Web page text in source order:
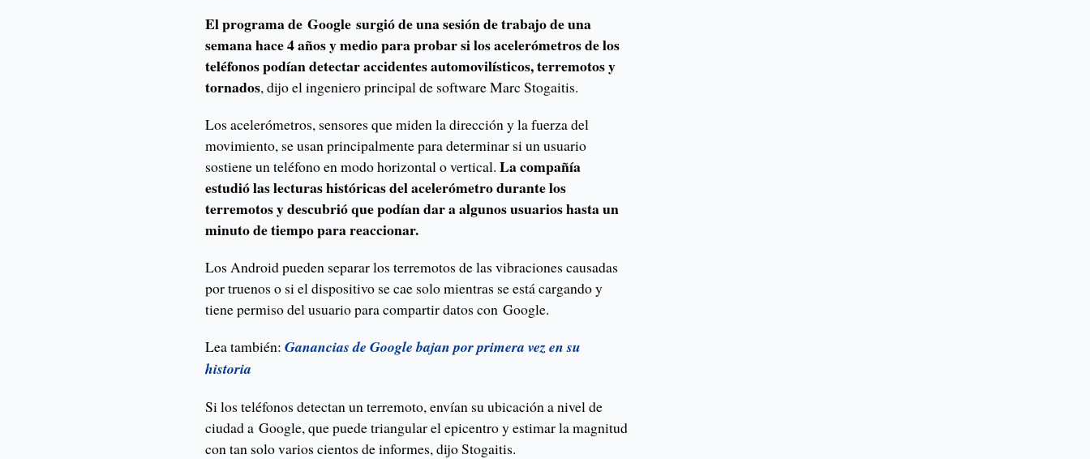
El programa de Google surgió de una sesión de trabajo de una
semana hace 4 años y medio para probar si los acelerómetros de los
teléfonos podían detectar accidentes automovilísticos, terremotos y
tornados, dijo el ingeniero principal de software Marc Stogaitis.
Los acelerómetros, sensores que miden la dirección y la fuerza del
movimiento, se usan principalmente para determinar si un usuario
sostiene un teléfono en modo horizontal o vertical.La compañía
estudió las lecturas históricas del acelerómetro durante los
terremotos y descubrió que podían dar a algunos usuarios hasta un
minuto de tiempo para reaccionar.
Los Android pueden separar los terremotos de las vibraciones causadas
por truenos o si el dispositivo se cae solo mientras se está cargando y
tiene permiso del usuario para compartir datos con Google.
Lea también:Ganancias de Google bajan por primera vez en su
historia
Si los teléfonos detectan un terremoto, envían su ubicación a nivel de
ciudad a Google, que puede triangular el epicentro y estimar la magnitud
con tan solo varios cientos de informes, dijo Stogaitis.